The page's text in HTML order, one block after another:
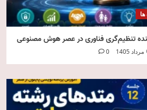
ها
تنظیم‌گری فناوری در عصر هوش مصنوعی
0